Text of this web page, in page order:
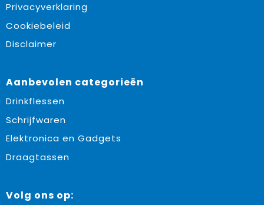
Privacyverklaring
Cookiebeleid
Disclaimer
Aanbevolen categorieën
Drinkflessen
Schrijfwaren
Elektronica en Gadgets
Draagtassen
Volg ons op: